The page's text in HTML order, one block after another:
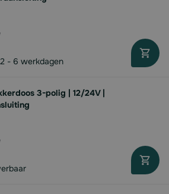
- 6 werkdagen
3-polig | 12/24V |